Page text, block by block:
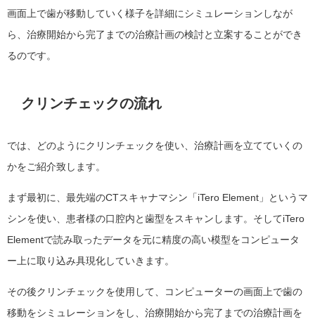
画面上で歯が移動していく様子を詳細にシミュレーションしなが
ら、治療開始から完了までの治療計画の検討と立案することができ
るのです。
クリンチェックの流れ
では、どのようにクリンチェックを使い、治療計画を立てていくの
かをご紹介致します。
まず最初に、最先端のCTスキャナマシン「iTero Element」というマ
シンを使い、患者様の口腔内と歯型をスキャンします。そしてiTero
Elementで読み取ったデータを元に精度の高い模型をコンピュータ
ー上に取り込み具現化していきます。
その後クリンチェックを使用して、コンピューターの画面上で歯の
移動をシミュレーションをし、治療開始から完了までの治療計画を